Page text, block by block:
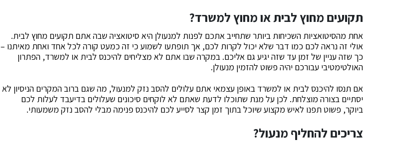
תקועים מחוץ לבית או מחוץ למשרד?
אחת מהסיטואציות השכיחות ביותר שתחייב אתכם לפנות למנעולן היא סיטואציה שבה אתם תקועים מחוץ לבית.
אולי זה נראה לכם כמו דבר שלא יכול לקרות לכם, אך תופתעו לשמוע כי זה כמעט קורה לכל אחד ואחת מאיתנו –
כך שזה עניין של זמן עד שזה יגיע גם אליכם. במקרה שבו אתם לא מצליחים להיכנס לבית או למשרד, הפתרון
האולטימטיבי עבורכם יהיה פשוט להזמין מנעולן.
אם תנסו להיכנס לבית או למשרד באופן עצמאי אתם עלולים להסב נזק למנעול, מה שגם ברוב המקרים הניסיון לא
יסתיים בצורה מוצלחת. לכן על מנת שתוכלו לדעת שאתם לא לוקחים סיכונים שעלולים בדיעבד לעלות לכם
ביוקר, פשוט תפנו לאיש מקצוע שיוכל בתוך זמן קצר לסייע לכם להיכנס פנימה מבלי להסב נזק משמעותי.
צריכים להחליף מנעול?